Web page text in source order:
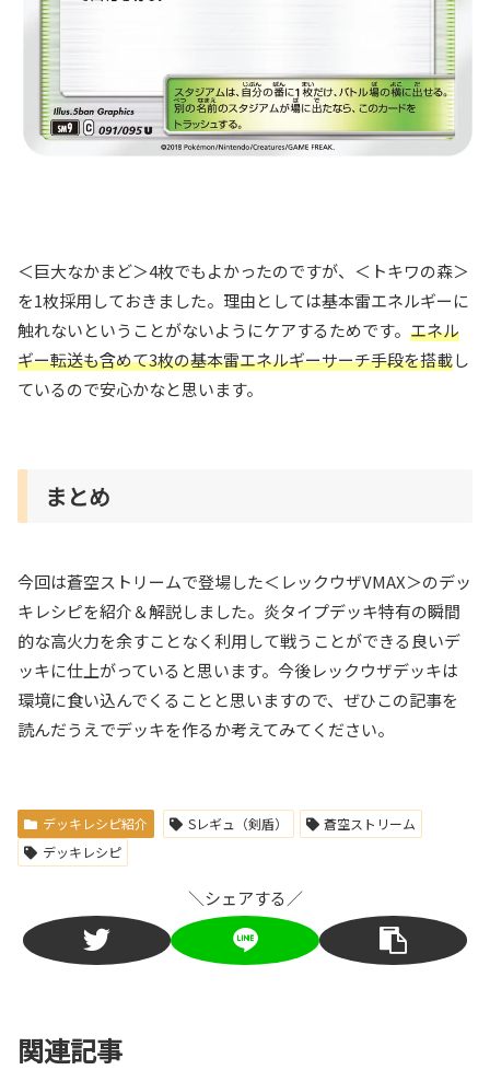
＜巨大なかまど＞4枚でもよかったのですが、＜トキワの森＞
を1枚採用しておきました。理由としては基本雷エネルギーに
触れないということがないようにケアするためです。 エネル
ギー転送も含めて3枚の基本雷エネルギーサーチ手段を搭載し
ているので安心かなと思います。
まとめ
今回は蒼空ストリームで登場した＜レックウザVMAX＞のデッ
キレシピを紹介＆解説しました。炎タイプデッキ特有の瞬間
的な高火力を余すことなく利用して戦うことができる良いデ
ッキに仕上がっていると思います。今後レックウザデッキは
環境に食い込んでくることと思いますので、ぜひこの記事を
読んだうえでデッキを作るか考えてみてください。
デッキレシピ紹介 Sレギュ（剣盾）
蒼空ストリーム
デッキレシピ
＼シェアする／
関連記事